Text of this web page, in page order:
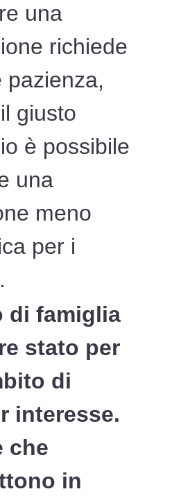
una
richiede
pazienza,
giusto
è possibile
una
meno
per i
di famiglia
stato per
di
interesse.
che
in